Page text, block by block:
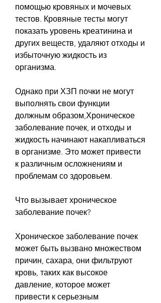
помощью кровяных и мочевых
тестов. Кровяные тесты могут
показать уровень креатинина и
других веществ, удаляют отходы и
избыточную жидкость из
организма.
Однако при ХЗП почки не могут
выполнять свои функции
должным образом,Хроническое
заболевание почек, и отходы и
жидкость начинают накапливаться
в организме. Это может привести
к различным осложнениям и
проблемам со здоровьем.
Что вызывает хроническое
заболевание почек?
Хроническое заболевание почек
может быть вызвано множеством
причин, сахара, они фильтруют
кровь, таких как высокое
давление, которое может
привести к серьезным